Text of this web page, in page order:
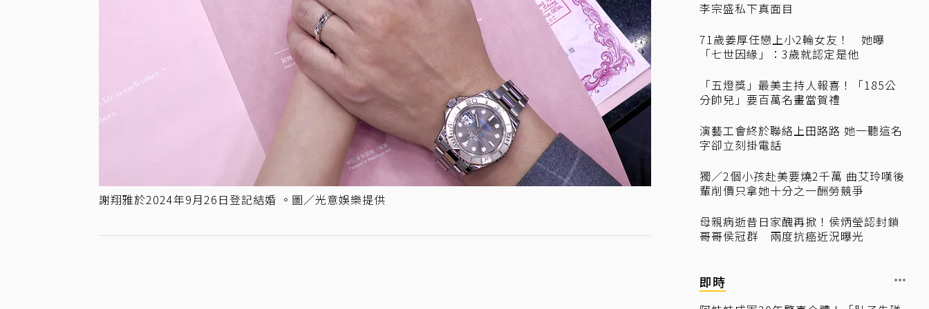
謝翔雅於2024年9月26日登記結婚 。圖／光意娛樂提供
李宗盛私下真面目
71歲姜厚任戀上小2輪女友！ 她曝
「七世因緣」：3歲就認定是他
「五燈獎」最美主持人報喜！「185公
分帥兒」要百萬名畫當賀禮
演藝工會終於聯絡上田路路 她一聽這名
字卻立刻掛電話
獨／2個小孩赴美要燒2千萬 曲艾玲嘆後
輩削價只拿她十分之一酬勞競爭
母親病逝昔日家醜再掀！侯炳瑩認封鎖
哥哥侯冠群 兩度抗癌近況曝光
即時